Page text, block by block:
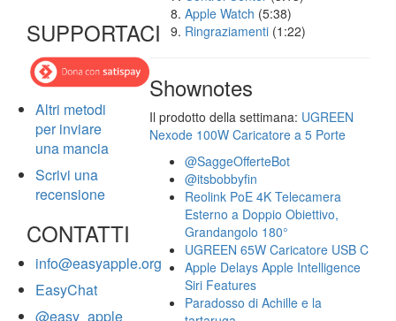
SUPPORTACI
Altri metodi
per inviare
una mancia
Scrivi una
recensione
CONTATTI
info@easyapple.org
EasyChat
@easy_apple
Apple Watch (5:38)
Ringraziamenti (1:22)
Shownotes
Il prodotto della settimana: UGREEN
Nexode 100W Caricatore a 5 Porte
@SaggeOfferteBot
@itsbobbyfin
Reolink PoE 4K Telecamera
Esterno a Doppio Obiettivo,
Grandangolo 180°
UGREEN 65W Caricatore USB C
Apple Delays Apple Intelligence
Siri Features
Paradosso di Achille e la